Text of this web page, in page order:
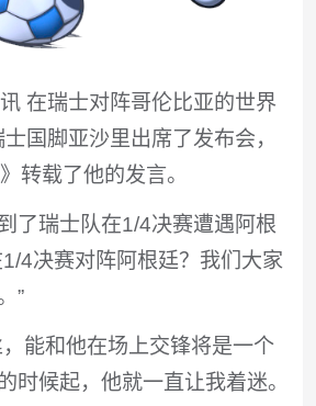
在瑞士对阵哥伦比亚的世界
国脚亚沙里出席了发布会，
转载了他的发言。
了瑞士队在1/4决赛遭遇阿根
4决赛对阵阿根廷？我们大家
”
能和他在场上交锋将是一个
时候起，他就一直让我着迷。